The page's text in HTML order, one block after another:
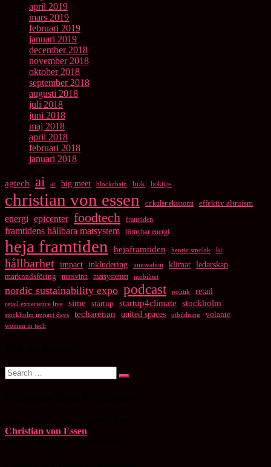
april 2019
mars 2019
februari 2019
januari 2019
december 2018
november 2018
oktober 2018
september 2018
augusti 2018
juli 2018
juni 2018
maj 2018
april 2018
februari 2018
januari 2018
agtech ai ar big meet blockchain bok boktips
christian von essen cirkulär ekonomi effektiv altruism
energi epicenter foodtech framtiden
framtidens hållbara matsystem förnybar energi
heja framtiden hejaframtiden henric smolak hr
hållbarhet impact inkludering innovation klimat ledarskap
marknadsföring matsvinn matsystemet mobilitet
nordic sustainability expo podcast politik retail
retail experience live sime startup startup4climate stockholm
stockholm impact days techarenan united spaces utbildning volante
women in tech
Search
for:
Search
Christian von Essen